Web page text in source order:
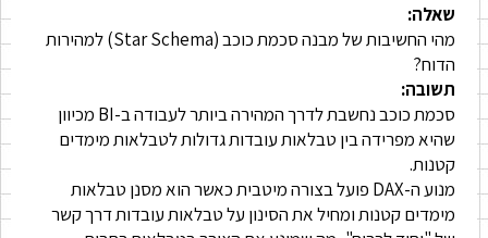
שאלה:
מהי החשיבות של מבנה סכמת כוכב (Star Schema) למהירות
הדוח?
תשובה:
סכמת כוכב נחשבת לדרך המהירה ביותר לעבודה ב-BI מכיוון
שהיא מפרידה בין טבלאות עובדות גדולות לטבלאות מימדים
קטנות.
מנוע ה-DAX פועל בצורה מיטבית כאשר הוא מסנן טבלאות
מימדים קטנות ומחיל את הסינון על טבלאות עובדות דרך קשר